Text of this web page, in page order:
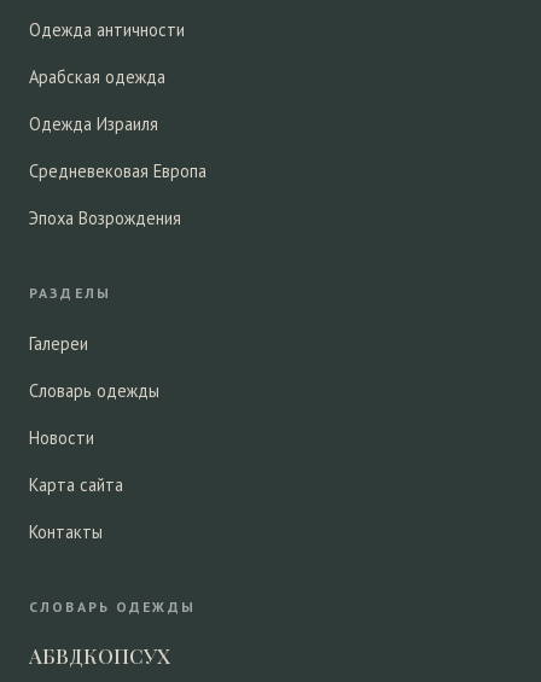
Одежда античности
Арабская одежда
Одежда Израиля
Средневековая Европа
Эпоха Возрождения
РАЗДЕЛЫ
Галереи
Словарь одежды
Новости
Карта сайта
Контакты
СЛОВАРЬ ОДЕЖДЫ
АБВДКОПСУХ